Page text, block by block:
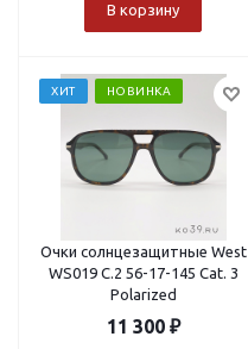
В корзину
ХИТ НОВИНКА
Очки солнцезащитные West
WS019 C.2 56-17-145 Cat. 3
Polarized
11 300₽